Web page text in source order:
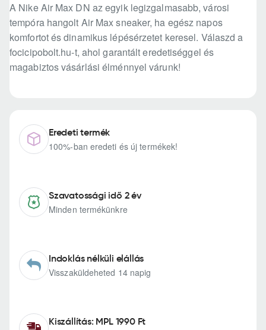
A Nike Air Max DN az egyik legizgalmasabb, városi
tempóra hangolt Air Max sneaker, ha egész napos
komfortot és dinamikus lépésérzetet keresel. Válaszd a
focicipobolt.hu-t, ahol garantált eredetiséggel és
magabiztos vásárlási élménnyel várunk!
Eredeti termék
100%-ban eredeti és új termékek!
Szavatossági idő 2 év
Minden termékünkre
Indoklás nélküli elállás
Visszaküldeheted 14 napig
Kiszállítás: MPL 1990 Ft